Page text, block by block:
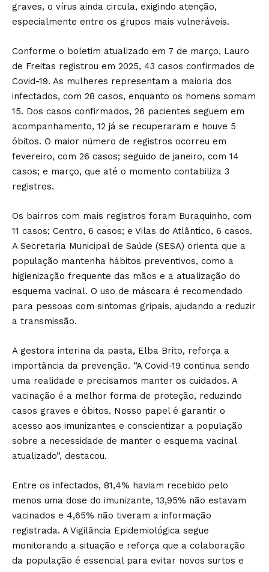
graves, o vírus ainda circula, exigindo atenção,
especialmente entre os grupos mais vulneráveis.
Conforme o boletim atualizado em 7 de março, Lauro
de Freitas registrou em 2025, 43 casos confirmados de
Covid-19. As mulheres representam a maioria dos
infectados, com 28 casos, enquanto os homens somam
15. Dos casos confirmados, 26 pacientes seguem em
acompanhamento, 12 já se recuperaram e houve 5
óbitos. O maior número de registros ocorreu em
fevereiro, com 26 casos; seguido de janeiro, com 14
casos; e março, que até o momento contabiliza 3
registros.
Os bairros com mais registros foram Buraquinho, com
11 casos; Centro, 6 casos; e Vilas do Atlântico, 6 casos.
A Secretaria Municipal de Saúde (SESA) orienta que a
população mantenha hábitos preventivos, como a
higienização frequente das mãos e a atualização do
esquema vacinal. O uso de máscara é recomendado
para pessoas com sintomas gripais, ajudando a reduzir
a transmissão.
A gestora interina da pasta, Elba Brito, reforça a
importância da prevenção. “A Covid-19 continua sendo
uma realidade e precisamos manter os cuidados. A
vacinação é a melhor forma de proteção, reduzindo
casos graves e óbitos. Nosso papel é garantir o
acesso aos imunizantes e conscientizar a população
sobre a necessidade de manter o esquema vacinal
atualizado”, destacou.
Entre os infectados, 81,4% haviam recebido pelo
menos uma dose do imunizante, 13,95% não estavam
vacinados e 4,65% não tiveram a informação
registrada. A Vigilância Epidemiológica segue
monitorando a situação e reforça que a colaboração
da população é essencial para evitar novos surtos e